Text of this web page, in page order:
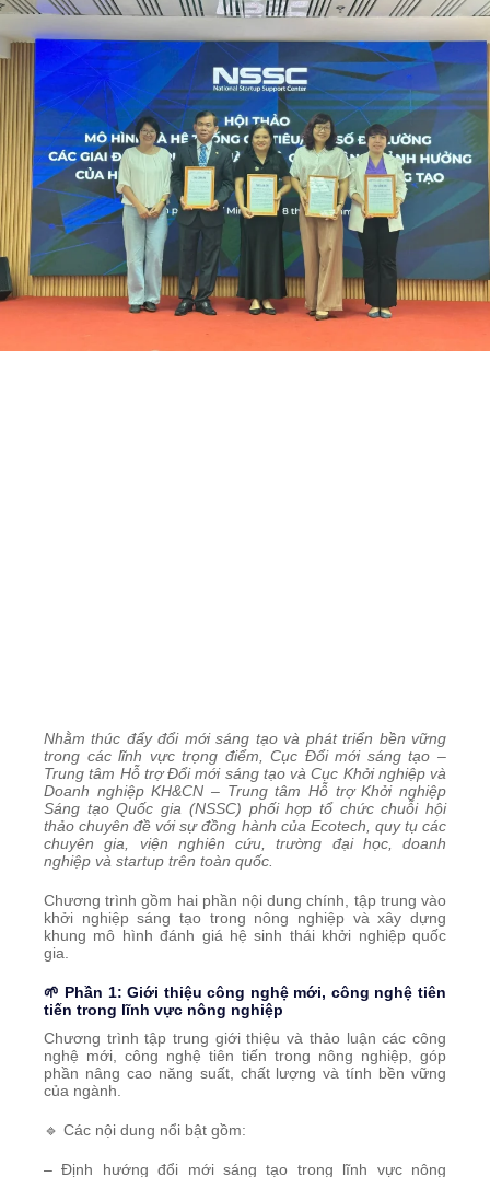
Nhằm thúc đẩy đổi mới sáng tạo và phát triển bền vững
trong các lĩnh vực trọng điểm, Cục Đổi mới sáng tạo –
Trung tâm Hỗ trợ Đổi mới sáng tạo và Cục Khởi nghiệp và
Doanh nghiệp KH&CN – Trung tâm Hỗ trợ Khởi nghiệp
Sáng tạo Quốc gia (NSSC) phối hợp tổ chức chuỗi hội
thảo chuyên đề với sự đồng hành của Ecotech, quy tụ các
chuyên gia, viện nghiên cứu, trường đại học, doanh
nghiệp và startup trên toàn quốc.
Chương trình gồm hai phần nội dung chính, tập trung vào
khởi nghiệp sáng tạo trong nông nghiệp và xây dựng
khung mô hình đánh giá hệ sinh thái khởi nghiệp quốc
gia.
🌱 Phần 1: Giới thiệu công nghệ mới, công nghệ tiên
tiến trong lĩnh vực nông nghiệp
Chương trình tập trung giới thiệu và thảo luận các công
nghệ mới, công nghệ tiên tiến trong nông nghiệp, góp
phần nâng cao năng suất, chất lượng và tính bền vững
của ngành.
🔹 Các nội dung nổi bật gồm:
– Định hướng đổi mới sáng tạo trong lĩnh vực nông